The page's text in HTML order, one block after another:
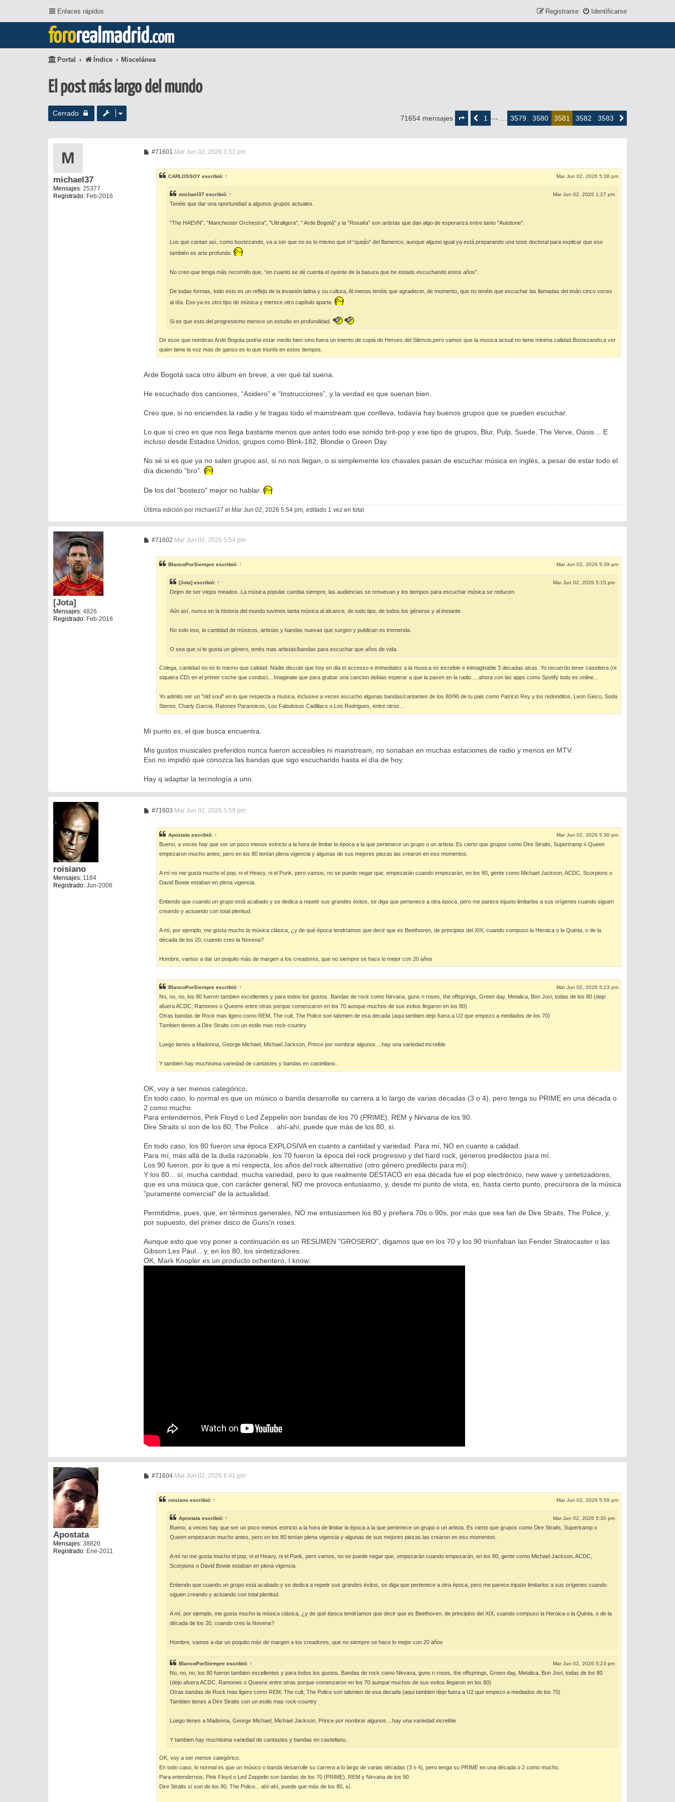
Enlaces rápidos Identificarse
Registrarse
fororealmadrid.com
Portal Índice Miscelánea
El post más largo del mundo
Cerrado
71654 mensajes
deAnterior1 --- … 3579 3580 3581 3582 3583Siguiente
M
michael37
Mensajes: 25377
Registrado: Feb-2016
#71601 M
a
j
e
Mar Jun 02, 2026 5:53 pm
CARLOSSOY escribió: ↑ Mar Jun 02, 2026 5:38 pm
michael37 escribió: ↑ Mar Jun 02, 2026 1:27 pm
Tenéis que dar una oportunidad a algunos grupos actuales.
“The HAEVN”, “Manchester Orchestra”, "Ultraligera", " Arde Bogotá" y la “Rosalía” son artistas que dan algo de esperanza entre tanto "Autotune".
Los que cantan así, como bostezando, va a ser que no es lo mismo que el “quejío” del flamenco, aunque alguno igual ya está preparando una tesis doctoral para explicar que eso
también es arte profundo.
No creo que tenga más recorrido que, “en cuanto se dé cuenta el oyente de la basura que he estado escuchando estos años”.
De todas formas, todo esto es un reflejo de la invasión latina y su cultura, Al menos tenéis que agradecer, de momento, que no tenéis que escuchar las llamadas del imán cinco veces
al día. Eso ya es otro tipo de música y merece otro capítulo aparte.
Si es que esto del progresismo merece un estudio en profundidad.
De esos que nombras Arde Bogota podria estar medio bien sino fuera un intento de copia de Heroes del Silencio,pero vamos que la musica actual no tiene minima calidad.Bostezando,a ver
quien tiene la voz mas de ganso es lo que triunfa en estos tiempos.
Arde Bogotá saca otro álbum en breve; a ver qué tal suena.
He escuchado dos canciones, “Asidero” e “Instrucciones”, y la verdad es que suenan bien.
Creo que, si no enciendes la radio y te tragas todo el mainstream que conlleva, todavía hay buenos grupos que se pueden escuchar.
Lo que sí creo es que nos llega bastante menos que antes todo ese sonido brit-pop y ese tipo de grupos, Blur, Pulp, Suede, The Verve, Oasis… E
incluso desde Estados Unidos, grupos como Blink-182, Blondie o Green Day.
No sé si es que ya no salen grupos así, si no nos llegan, o si simplemente los chavales pasan de escuchar música en inglés, a pesar de estar todo el
día diciendo “bro”.
De los del "bostezo" mejor no hablar.
Última edición por michael37 el Mar Jun 02, 2026 5:54 pm, editado 1 vez en total.
[Jota]
Mensajes: 4826
Registrado: Feb-2016
#71602M
a
j
e
Mar Jun 02, 2026 5:54 pm
BlancoPorSiempre escribió: ↑ Mar Jun 02, 2026 5:39 pm
[Jota] escribió: ↑ Mar Jun 02, 2026 5:15 pm
Dejen de ser viejos meados. La música popular cambia siempre, las audiencias se renuevan y los tiempos para escuchar música se reducen.
Aún así, nunca en la historia del mundo tuvimos tanta música al alcance, de todo tipo, de todos los géneros y al instante.
No solo eso, la cantidad de músicos, artistas y bandas nuevas que surgen y publican es tremenda.
O sea que si te gusta un género, tenés mas artistas/bandas para escuchar que años de vida.
Colega, cantidad no es lo mismo que calidad. Nadie discute que hoy en dia el accesso e immediatez a la musica es increible e inimaginable 3 decadas atras. Yo recuerdo tener casettera (ni
siquiera CD) en el primer coche que conduci....Imaginate que para grabar una cancion debias esperar a que la pasen en la radio.....ahora con las apps como Spotify todo es online...
Yo admito ser un ''old soul'' en lo que respecta a musica, inclusive a veces escucho algunas bandas/cantantes de los 80/90 de tu pais como Patricio Rey y los redonditos, Leon Gieco, Soda
Stereo, Charly Garcia, Ratones Paranoicos, Los Fabulosos Cadillacs o Los Rodrigues, entre otros...
Mi punto es, el que busca encuentra.
Mis gustos musicales preferidos nunca fueron accesibles ni mainstream, no sonaban en muchas estaciones de radio y menos en MTV.
Eso no impidió que conozca las bandas que sigo escuchando hasta el día de hoy.
Hay q adaptar la tecnología a uno.
roisiano
Mensajes: 1184
Registrado: Jun-2006
#71603M
a
j
e
Mar Jun 02, 2026 5:59 pm
Apostata escribió: ↑ Mar Jun 02, 2026 5:30 pm
Bueno, a veces hay que ser un poco menos estricto a la hora de limitar la época a la que pertenece un grupo o un artista. Es cierto que grupos como Dire Straits, Supertramp o Queen
empezaron mucho antes, pero en los 80 tenían plena vigencia y algunas de sus mejores piezas las crearon en eso momentos.
A mí no me gusta mucho el pop, ni el Heavy, ni el Punk, pero vamos, no se puede negar que, empezarán cuando empezarán, en los 80, gente como Michael Jackson, ACDC, Scorpions o
David Bowie estaban en plena vigencia.
Entiendo que cuando un grupo está acabado y se dedica a repetir sus grandes éxitos, se diga que pertenece a otra época, pero me parece injusto limitarlos a sus orígenes cuando siguen
creando y actuando con total plenitud.
A mí, por ejemplo, me gusta mucho la música clásica, ¿y de qué época tendríamos que decir que es Beethoven, de principios del XIX, cuando compuso la Heroica o la Quinta, o de la
década de los 20, cuando creo la Novena?
Hombre, vamos a dar un poquito más de margen a los creadores, que no siempre se hace lo mejor con 20 años
BlancoPorSiempre escribió: ↑ Mar Jun 02, 2026 5:23 pm
No, no, no, los 80 fueron tambien excellentes y para todos los gustos. Bandas de rock como Nirvana, guns n roses, the offsprings, Green day, Metalica, Bon Jovi, todas de los 80 (dejo
afuera ACDC, Ramones o Queens entre otras porque comenzaron en los 70 aunque muchos de sus exitos llegaron en los 80)
Otras bandas de Rock mas ligero como REM, The cult, The Police son tabmien de esa decada (aqui tambien dejo fuera a U2 que empezo a mediados de los 70)
Tambien tienes a Dire Straits con un estilo mas rock-country
Luego tienes a Madonna, George Michael, Michael Jackson, Prince por nombrar algunos....hay una variedad increible
Y tambien hay muchisima variedad de cantastes y bandas en castellano..
OK, voy a ser menos categórico.
En todo caso, lo normal es que un músico o banda desarrolle su carrera a lo largo de varias décadas (3 o 4), pero tenga su PRIME en una década o
2 como mucho.
Para entendernos, Pink Floyd o Led Zeppelin son bandas de los 70 (PRIME), REM y Nirvana de los 90.
Dire Straits sí son de los 80, The Police... ahí-ahí, puede que más de los 80, sí.
En todo caso, los 80 fueron una época EXPLOSIVA en cuanto a cantidad y variedad. Para mí, NO en cuanto a calidad.
Para mí, más allá de la duda razonable, los 70 fueron la época del rock progresivo y del hard rock, géneros predilectos para mí.
Los 90 fueron, por lo que a mí respecta, los años del rock alternativo (otro género predilecto para mí).
Y los 80... sí, mucha cantidad, mucha variedad, pero lo que realmente DESTACÓ en esa década fue el pop electrónico, new wave y sintetizadores,
que es una música que, con carácter general, NO me provoca entusiasmo, y, desde mi punto de vista, es, hasta cierto punto, precursora de la música
"puramente comercial" de la actualidad.
Permitidme, pues, que, en términos generales, NO me entusiasmen los 80 y prefiera 70s o 90s, por más que sea fan de Dire Straits, The Police, y,
por supuesto, del primer disco de Guns'n roses.
Aunque esto que voy poner a continuación es un RESUMEN "GROSERO", digamos que en los 70 y los 90 triunfaban las Fender Stratocaster o las
Gibson Les Paul... y, en los 80, los sintetizadores.
OK, Mark Knopler es un producto ochentero, I know:
Apostata
Mensajes: 38820
Registrado: Ene-2011
#71604M
a
j
e
Mar Jun 02, 2026 6:41 pm
roisiano escribió: ↑ Mar Jun 02, 2026 5:59 pm
Apostata escribió: ↑ Mar Jun 02, 2026 5:30 pm
Bueno, a veces hay que ser un poco menos estricto a la hora de limitar la época a la que pertenece un grupo o un artista. Es cierto que grupos como Dire Straits, Supertramp o
Queen empezaron mucho antes, pero en los 80 tenían plena vigencia y algunas de sus mejores piezas las crearon en eso momentos.
A mí no me gusta mucho el pop, ni el Heavy, ni el Punk, pero vamos, no se puede negar que, empezarán cuando empezarán, en los 80, gente como Michael Jackson, ACDC,
Scorpions o David Bowie estaban en plena vigencia.
Entiendo que cuando un grupo está acabado y se dedica a repetir sus grandes éxitos, se diga que pertenece a otra época, pero me parece injusto limitarlos a sus orígenes cuando
siguen creando y actuando con total plenitud.
A mí, por ejemplo, me gusta mucho la música clásica, ¿y de qué época tendríamos que decir que es Beethoven, de principios del XIX, cuando compuso la Heroica o la Quinta, o de la
década de los 20, cuando creo la Novena?
Hombre, vamos a dar un poquito más de margen a los creadores, que no siempre se hace lo mejor con 20 años
BlancoPorSiempre escribió: ↑ Mar Jun 02, 2026 5:23 pm
No, no, no, los 80 fueron tambien excellentes y para todos los gustos. Bandas de rock como Nirvana, guns n roses, the offsprings, Green day, Metalica, Bon Jovi, todas de los 80
(dejo afuera ACDC, Ramones o Queens entre otras porque comenzaron en los 70 aunque muchos de sus exitos llegaron en los 80)
Otras bandas de Rock mas ligero como REM, The cult, The Police son tabmien de esa decada (aqui tambien dejo fuera a U2 que empezo a mediados de los 70)
Tambien tienes a Dire Straits con un estilo mas rock-country
Luego tienes a Madonna, George Michael, Michael Jackson, Prince por nombrar algunos....hay una variedad increible
Y tambien hay muchisima variedad de cantastes y bandas en castellano..
OK, voy a ser menos categórico.
En todo caso, lo normal es que un músico o banda desarrolle su carrera a lo largo de varias décadas (3 o 4), pero tenga su PRIME en una década o 2 como mucho.
Para entendernos, Pink Floyd o Led Zeppelin son bandas de los 70 (PRIME), REM y Nirvana de los 90.
Dire Straits sí son de los 80, The Police... ahí-ahí, puede que más de los 80, sí.